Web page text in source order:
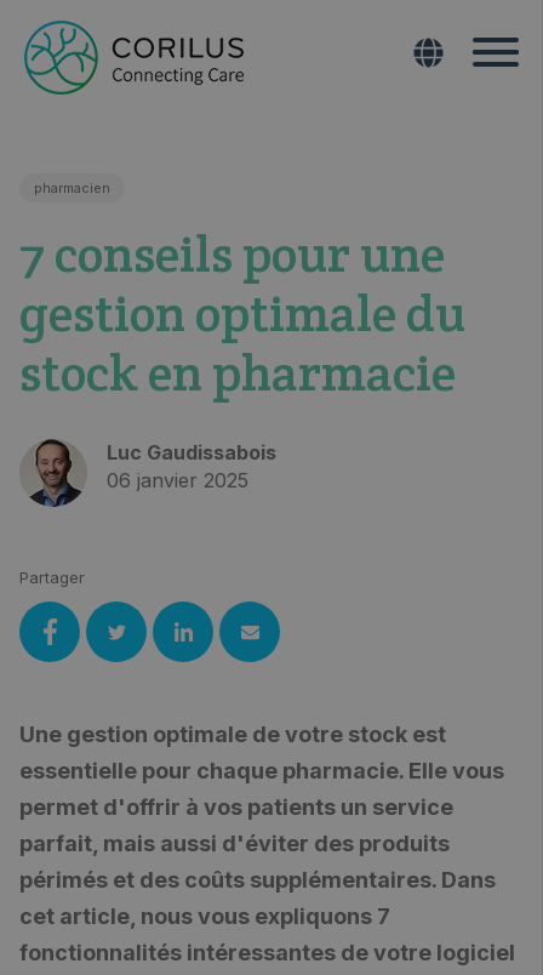
pharmacien
7 conseils pour une
gestion optimale du
stock en pharmacie
Luc Gaudissabois
06 janvier 2025
Partager
Une gestion optimale de votre stock est
essentielle pour chaque pharmacie. Elle vous
permet d'offrir à vos patients un service
parfait, mais aussi d'éviter des produits
périmés et des coûts supplémentaires. Dans
cet article, nous vous expliquons 7
fonctionnalités intéressantes de votre logiciel